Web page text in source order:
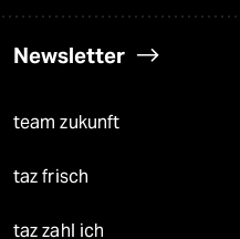
Newsletter
team zukunft
taz frisch
taz zahl ich